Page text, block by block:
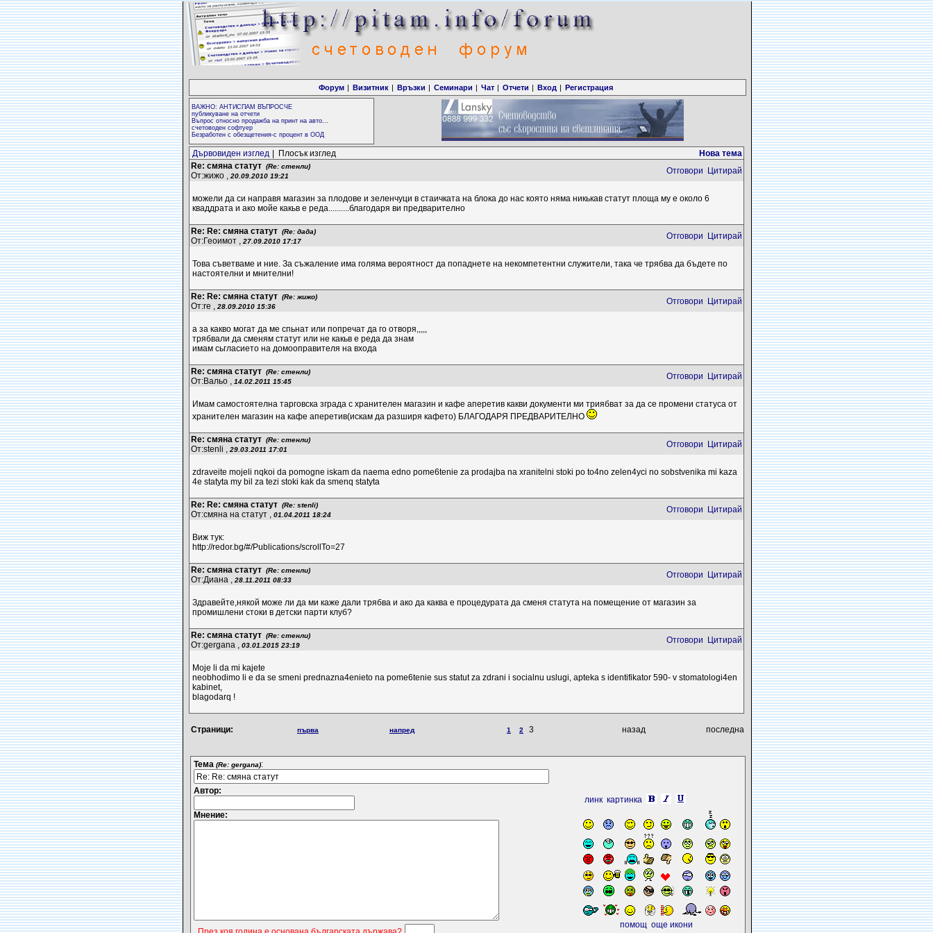
Форум | Визитник | Връзки | Семинари | Чат | Отчети | Вход | Регистрация
ВАЖНО: АНТИСПАМ ВЪПРОСЧЕ
публикуване на отчети
Въпрос относно продажба на принт на авто...
счетоводен софтуер
Безработен с обезщетения-с процент в ООД
Дървовиден изглед | Плосък изглед
Нова тема
Re: смяна статут (Re: стенли)
От:жижо , 20.09.2010 19:21
Отговори Цитирай
можели да си направя магазин за плодове и зеленчуци в стаичката на блока до нас която няма никькав статут площа му е около 6
кваддрата и ако мойе какьв е реда..........благодаря ви предварително
Re: Re: смяна статут (Re: дада)
От:Геоимот , 27.09.2010 17:17
Отговори Цитирай
Това съветваме и ние. За съжаление има голяма вероятност да попаднете на некомпетентни служители, така че трябва да бъдете по
настоятелни и мнителни!
Re: Re: смяна статут (Re: жижо)
От:re , 28.09.2010 15:36
Отговори Цитирай
а за какво могат да ме спьнат или попречат да го отворя,,,,,
трябвали да сменям статут или не какьв е реда да знам
имам сьгласието на домооправителя на входа
Re: смяна статут (Re: стенли)
От:Вальо , 14.02.2011 15:45
Отговори Цитирай
Имам самостоятелна тарговска зграда с хранителен магазин и кафе аперетив какви документи ми триябват за да се промени статуса от
хранителен магазин на кафе аперетив(искам да разширя кафето) БЛАГОДАРЯ ПРЕДВАРИТЕЛНО
Re: смяна статут (Re: стенли)
От:stenli , 29.03.2011 17:01
Отговори Цитирай
zdraveite mojeli nqkoi da pomogne iskam da naema edno pome6tenie za prodajba na xranitelni stoki po to4no zelen4yci no sobstvenika mi kaza
4e statyta my bil za tezi stoki kak da smenq statyta
Re: Re: смяна статут (Re: stenli)
От:смяна на статут , 01.04.2011 18:24
Отговори Цитирай
Виж тук:
http://redor.bg/#/Publications/scr­ollTo=27
Re: смяна статут (Re: стенли)
От:Диана , 28.11.2011 08:33
Отговори Цитирай
Здравейте,някой може ли да ми каже дали трябва и ако да каква е процедурата да сменя статута на помещение от магазин за
промишлени стоки в детски парти клуб?
Re: смяна статут (Re: стенли)
От:gergana , 03.01.2015 23:19
Отговори Цитирай
Moje li da mi kajete
neobhodimo li e da se smeni prednazna4enieto na pome6tenie sus statut za zdrani i socialnu uslugi, apteka s identifikator 590- v stomatologi4en
kabinet,
blagodarq !
Страници: първа напред 1 2 3 назад последна
Тема (Re: gergana):
Автор:
Мнение:
линк картинка
помощ още икони